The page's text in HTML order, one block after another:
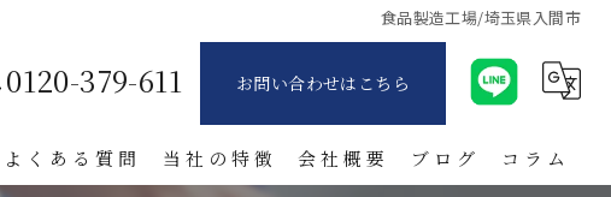
食品製造工場/埼玉県入間市
0120-379-611 お問い合わせはこちら
よくある質問 当社の特徴 会社概要 ブログ コラム